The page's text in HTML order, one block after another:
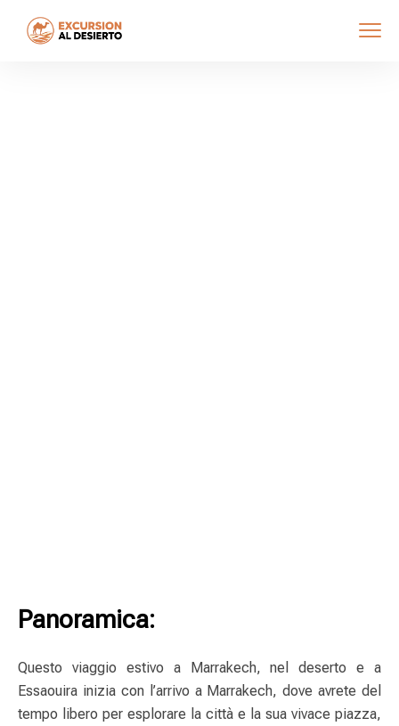
Panoramica:
Questo viaggio estivo a Marrakech, nel deserto e a
Essaouira inizia con l’arrivo a Marrakech, dove avrete del
tempo libero per esplorare la città e la sua vivace piazza,